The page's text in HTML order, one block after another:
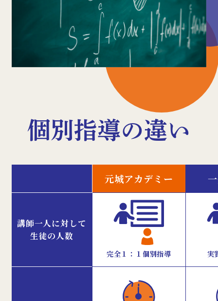
個別指導の違い
元城アカデミー
講師一人に対して
生徒の人数
完全１：１個別指導 実